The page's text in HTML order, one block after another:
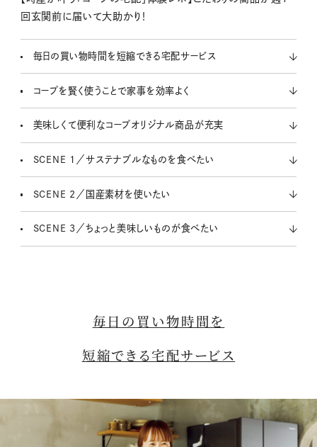
回玄関前に届いて大助かり！
毎日の買い物時間を短縮できる宅配サービス
コープを賢く使うことで家事を効率よく
美味しくて便利なコープオリジナル商品が充実
SCENE 1／サステナブルなものを食べたい
SCENE 2／国産素材を使いたい
SCENE 3／ちょっと美味しいものが食べたい
毎日の買い物時間を
短縮できる宅配サービス